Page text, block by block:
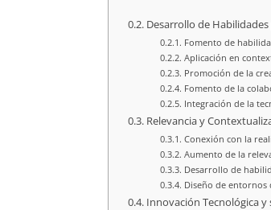
Desarrollo de Habilidades
Fomento de
Aplicación en
Promoción de la
Fomento de la
Integración de la
Relevancia y
Conexión con la
Aumento de la
Desarrollo de
Diseño de entornos
Innovación Tecnológica y